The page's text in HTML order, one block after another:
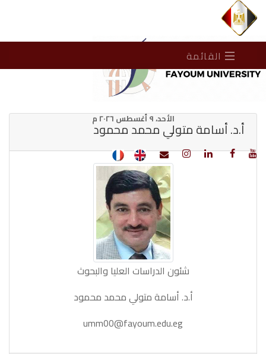
الأحد، ٩ أغسطس ٢٠٢٦ م
القائمة
أ.د. أسامة متولي محمد محمود
شئون الدراسات العليا والبحوث
أ.د. أسامة متولي محمد محمود
umm00@fayoum.edu.eg